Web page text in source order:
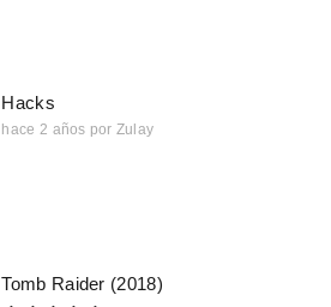
Hacks
hace 2 años por Zulay
Tomb Raider (2018)